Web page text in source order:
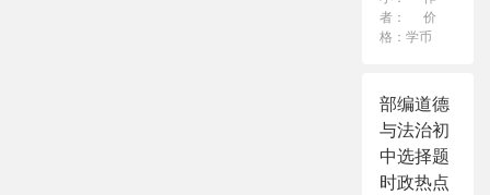
者：
价
格：学币
部编道德
与法治初
中选择题
时政热点